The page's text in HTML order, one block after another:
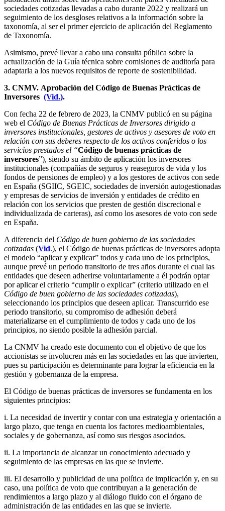
sociedades cotizadas llevadas a cabo durante 2022 y realizará un
seguimiento de los desgloses relativos a la información sobre la
taxonomía, al ser el primer ejercicio de aplicación del Reglamento
de Taxonomía.
Asimismo, prevé llevar a cabo una consulta pública sobre la
actualización de la Guía técnica sobre comisiones de auditoría para
adaptarla a los nuevos requisitos de reporte de sostenibilidad.
3. CNMV. Aprobación del Código de Buenas Prácticas de
Inversores (Vid.).
Con fecha 22 de febrero de 2023, la CNMV publicó en su página
web el Código de Buenas Prácticas de Inversores dirigido a
inversores institucionales, gestores de activos y asesores de voto en
relación con sus deberes respecto de los activos conferidos o los
servicios prestados el “Código de buenas prácticas de
inversores”), siendo su ámbito de aplicación los inversores
institucionales (compañías de seguros y reaseguros de vida y los
fondos de pensiones de empleo) y a los gestores de activos con sede
en España (SGIIC, SGEIC, sociedades de inversión autogestionadas
y empresas de servicios de inversión y entidades de crédito en
relación con los servicios que presten de gestión discrecional e
individualizada de carteras), así como los asesores de voto con sede
en España.
A diferencia del Código de buen gobierno de las sociedades
cotizadas (Vid.), el Código de buenas prácticas de inversores adopta
el modelo “aplicar y explicar” todos y cada uno de los principios,
aunque prevé un periodo transitorio de tres años durante el cual las
entidades que deseen adherirse voluntariamente a él podrán optar
por aplicar el criterio “cumplir o explicar” (criterio utilizado en el
Código de buen gobierno de las sociedades cotizadas),
seleccionando los principios que deseen aplicar. Transcurrido ese
periodo transitorio, su compromiso de adhesión deberá
materializarse en el cumplimiento de todos y cada uno de los
principios, no siendo posible la adhesión parcial.
La CNMV ha creado este documento con el objetivo de que los
accionistas se involucren más en las sociedades en las que invierten,
pues su participación es determinante para lograr la eficiencia en la
gestión y gobernanza de la empresa.
El Código de buenas prácticas de inversores se fundamenta en los
siguientes principios:
i. La necesidad de invertir y contar con una estrategia y orientación a
largo plazo, que tenga en cuenta los factores medioambientales,
sociales y de gobernanza, así como sus riesgos asociados.
ii. La importancia de alcanzar un conocimiento adecuado y
seguimiento de las empresas en las que se invierte.
iii. El desarrollo y publicidad de una política de implicación y, en su
caso, una política de voto que contribuyan a la generación de
rendimientos a largo plazo y al diálogo fluido con el órgano de
administración de las entidades en las que se invierte.